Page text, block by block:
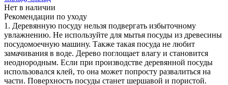
Нет в наличии
Рекомендации по уходу
1. Деревянную посуду нельзя подвергать избыточному
увлажнению. Не используйте для мытья посуды из древесины
посудомоечную машину. Также такая посуда не любит
замачивания в воде. Дерево поглощает влагу и становится
неоднородным. Если при производстве деревянной посуды
использовался клей, то она может попросту развалиться на
части. Поверхность посуды станет шершавой и пористой.